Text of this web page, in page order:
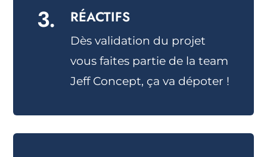
3. RÉACTIFS
Dès validation du projet
vous faites partie de la team
Jeff Concept, ça va dépoter !